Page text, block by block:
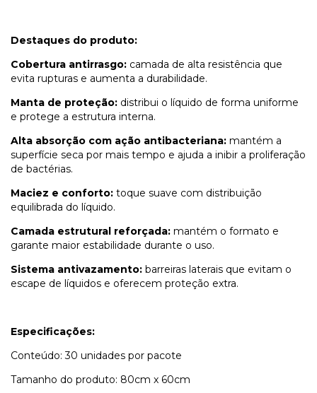
Destaques do produto:
Cobertura antirrasgo: camada de alta resistência que
evita rupturas e aumenta a durabilidade.
Manta de proteção: distribui o líquido de forma uniforme
e protege a estrutura interna.
Alta absorção com ação antibacteriana: mantém a
superfície seca por mais tempo e ajuda a inibir a proliferação
de bactérias.
Maciez e conforto: toque suave com distribuição
equilibrada do líquido.
Camada estrutural reforçada: mantém o formato e
garante maior estabilidade durante o uso.
Sistema antivazamento: barreiras laterais que evitam o
escape de líquidos e oferecem proteção extra.
Especificações:
Conteúdo: 30 unidades por pacote
Tamanho do produto: 80cm x 60cm